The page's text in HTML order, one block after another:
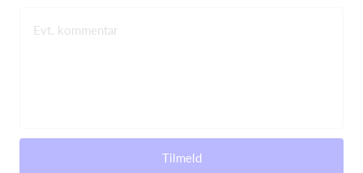
Evt. kommentar
Tilmeld